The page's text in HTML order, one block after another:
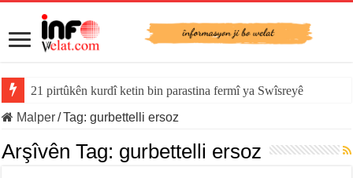
21 pirtûkên kurdî ketin bin parastina fermî ya Swîsreyê
Malper/Tag:gurbettelli ersoz
Arşîvên Tag: gurbettelli ersoz